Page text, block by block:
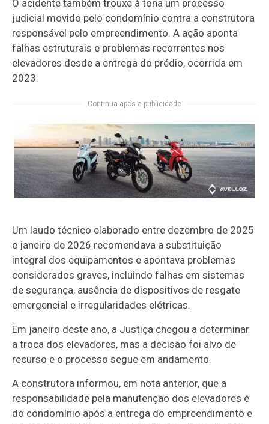
O acidente também trouxe à tona um processo
judicial movido pelo condomínio contra a construtora
responsável pelo empreendimento. A ação aponta
falhas estruturais e problemas recorrentes nos
elevadores desde a entrega do prédio, ocorrida em
2023.
Continua após a publicidade
Um laudo técnico elaborado entre dezembro de 2025
e janeiro de 2026 recomendava a substituição
integral dos equipamentos e apontava problemas
considerados graves, incluindo falhas em sistemas
de segurança, ausência de dispositivos de resgate
emergencial e irregularidades elétricas.
Em janeiro deste ano, a Justiça chegou a determinar
a troca dos elevadores, mas a decisão foi alvo de
recurso e o processo segue em andamento.
A construtora informou, em nota anterior, que a
responsabilidade pela manutenção dos elevadores é
do condomínio após a entrega do empreendimento e